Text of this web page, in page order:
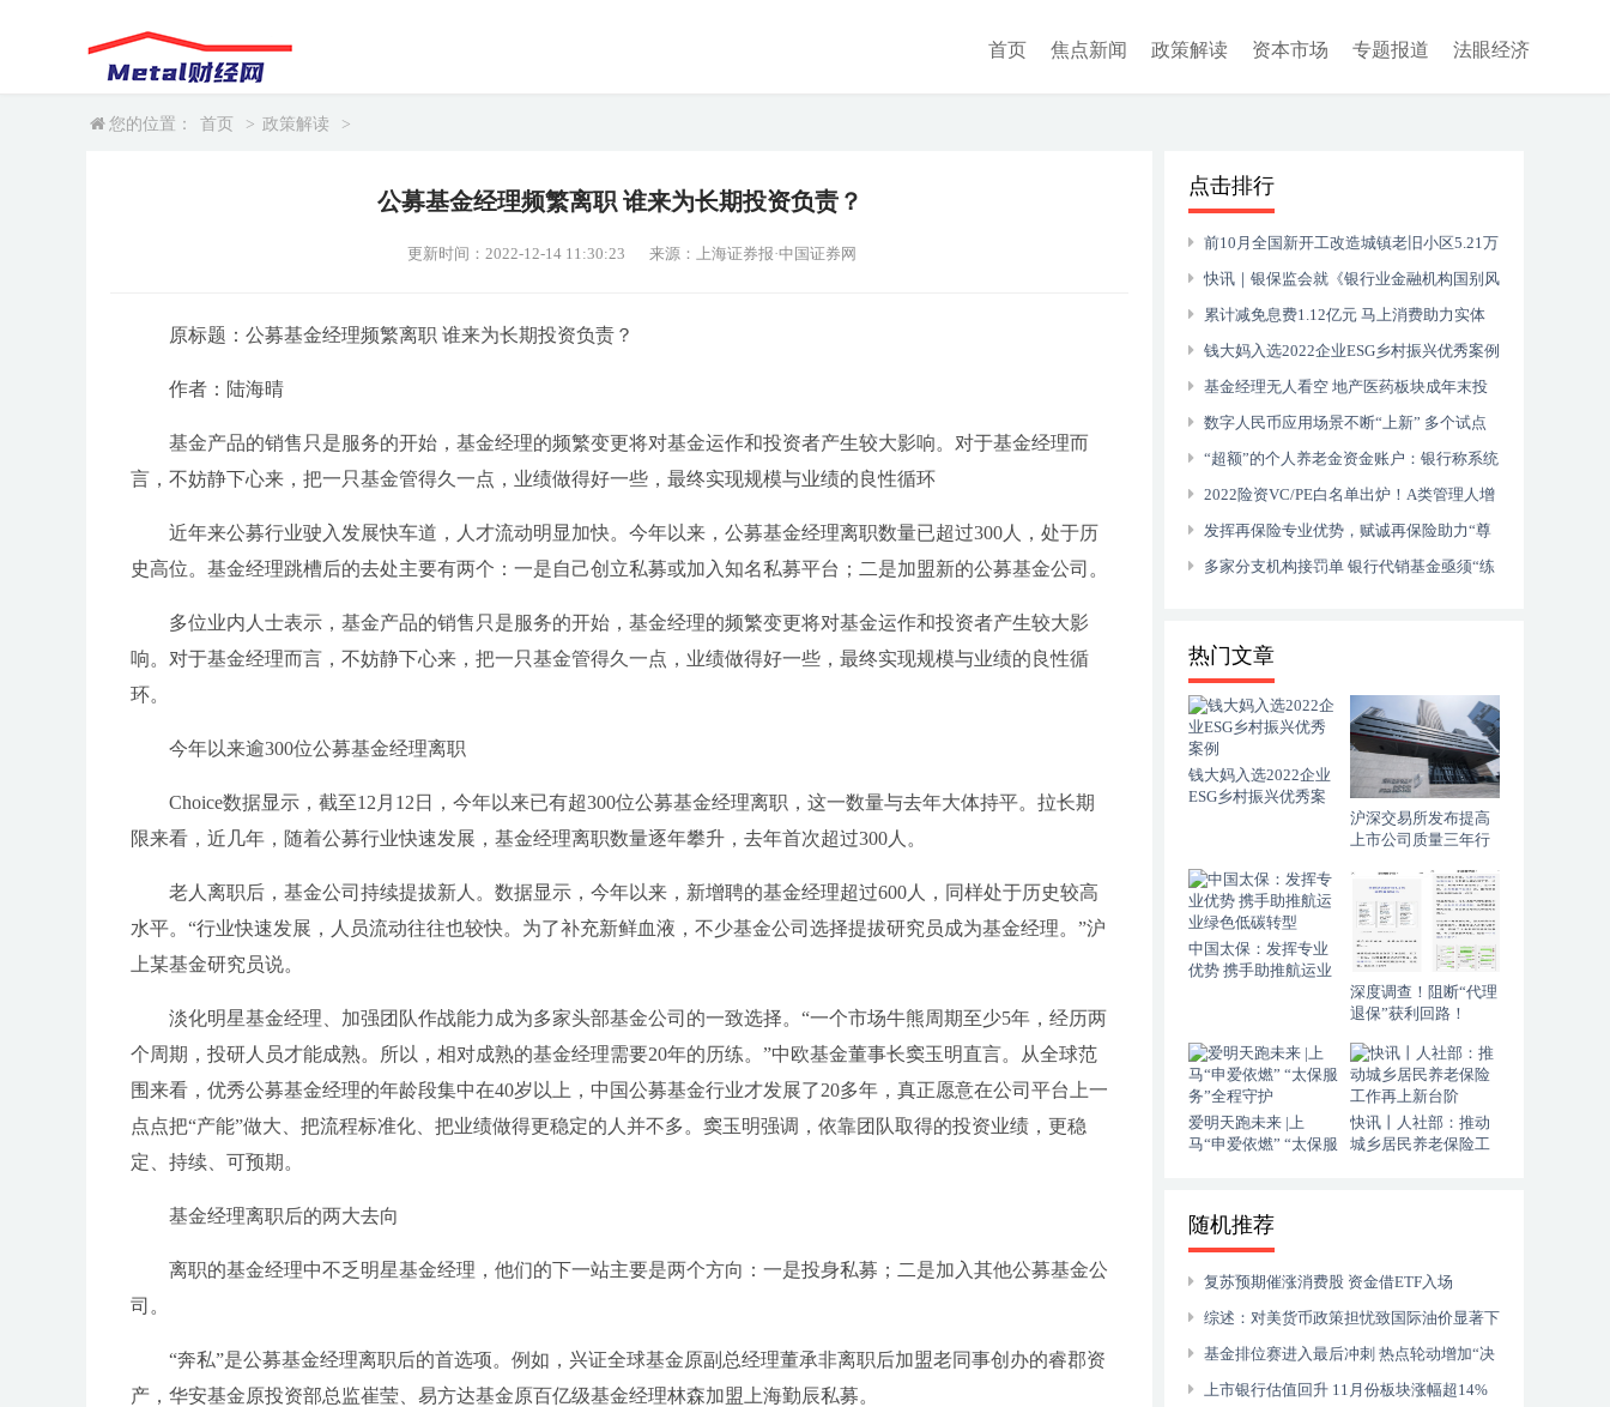
首页 焦点新闻 政策解读 资本市场 专题报道 法眼经济
您的位置： 首页 > 政策解读 >
公募基金经理频繁离职 谁来为长期投资负责？
更新时间：2022-12-14 11:30:23 来源：上海证券报·中国证券网
原标题：公募基金经理频繁离职 谁来为长期投资负责？
作者：陆海晴
基金产品的销售只是服务的开始，基金经理的频繁变更将对基金运作和投资者产生较大影响。对于基金经理而
言，不妨静下心来，把一只基金管得久一点，业绩做得好一些，最终实现规模与业绩的良性循环
近年来公募行业驶入发展快车道，人才流动明显加快。今年以来，公募基金经理离职数量已超过300人，处于历
史高位。基金经理跳槽后的去处主要有两个：一是自己创立私募或加入知名私募平台；二是加盟新的公募基金公司。
多位业内人士表示，基金产品的销售只是服务的开始，基金经理的频繁变更将对基金运作和投资者产生较大影
响。对于基金经理而言，不妨静下心来，把一只基金管得久一点，业绩做得好一些，最终实现规模与业绩的良性循
环。
今年以来逾300位公募基金经理离职
Choice数据显示，截至12月12日，今年以来已有超300位公募基金经理离职，这一数量与去年大体持平。拉长期
限来看，近几年，随着公募行业快速发展，基金经理离职数量逐年攀升，去年首次超过300人。
老人离职后，基金公司持续提拔新人。数据显示，今年以来，新增聘的基金经理超过600人，同样处于历史较高
水平。“行业快速发展，人员流动往往也较快。为了补充新鲜血液，不少基金公司选择提拔研究员成为基金经理。”沪
上某基金研究员说。
淡化明星基金经理、加强团队作战能力成为多家头部基金公司的一致选择。“一个市场牛熊周期至少5年，经历两
个周期，投研人员才能成熟。所以，相对成熟的基金经理需要20年的历练。”中欧基金董事长窦玉明直言。从全球范
围来看，优秀公募基金经理的年龄段集中在40岁以上，中国公募基金行业才发展了20多年，真正愿意在公司平台上一
点点把“产能”做大、把流程标准化、把业绩做得更稳定的人并不多。窦玉明强调，依靠团队取得的投资业绩，更稳
定、持续、可预期。
基金经理离职后的两大去向
离职的基金经理中不乏明星基金经理，他们的下一站主要是两个方向：一是投身私募；二是加入其他公募基金公
司。
“奔私”是公募基金经理离职后的首选项。例如，兴证全球基金原副总经理董承非离职后加盟老同事创办的睿郡资
产，华安基金原投资部总监崔莹、易方达基金原百亿级基金经理林森加盟上海勤辰私募。
点击排行
前10月全国新开工改造城镇老旧小区5.21万
个 开工率为101.7%
快讯｜银保监会就《银行业金融机构国别风
险管理办法（征求意见稿）》公开征求意见
累计减免息费1.12亿元 马上消费助力实体
经济稳进提质
钱大妈入选2022企业ESG乡村振兴优秀案例
基金经理无人看空 地产医药板块成年末投
资重点
数字人民币应用场景不断“上新” 多个试点
地区落地涉房涉企贷款业务
“超额”的个人养老金资金账户：银行称系统
已完善
2022险资VC/PE白名单出炉！A类管理人增
加26家
发挥再保险专业优势，赋诚再保险助力“尊
享e生2023”升级落地
多家分支机构接罚单 银行代销基金亟须“练
热门文章
钱大妈入选2022企业
ESG乡村振兴优秀案
沪深交易所发布提高
上市公司质量三年行
中国太保：发挥专业
优势 携手助推航运业
深度调查！阻断“代理
退保”获利回路！
爱明天跑未来 |上
马“申爱依燃” “太保服
快讯丨人社部：推动
城乡居民养老保险工
随机推荐
复苏预期催涨消费股 资金借ETF入场
综述：对美货币政策担忧致国际油价显著下
跌 基金排位赛进入最后冲刺 热点轮动增加“决
赛圈”变数
上市银行估值回升 11月份板块涨幅超14%